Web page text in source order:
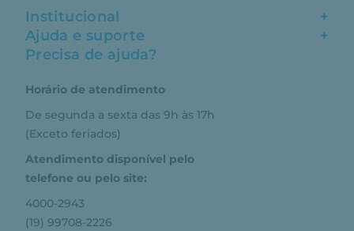
Institucional +
Fale conosco
Formas de pagamento
Aviso de privacidade
Termos e condições de uso
Ajuda e suporte +
Garantia
Troca e devolução
Central de relacionamento
Precisa de ajuda?
Horário de atendimento
De segunda a sexta das 9h às 17h
(Exceto feriados)
Atendimento disponível pelo
telefone ou pelo site:
4000-2943
(19) 99708-2226